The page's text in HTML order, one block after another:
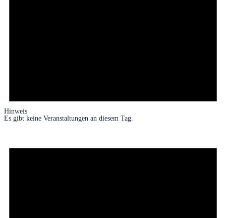
Hinweis
Es gibt keine Veranstaltungen an diesem Tag.